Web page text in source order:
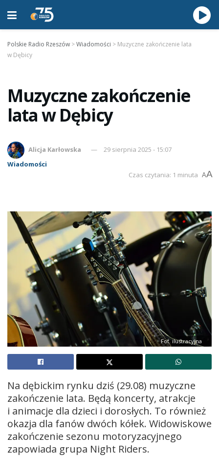
Polskie Radio Rzeszów >Wiadomości > Muzyczne zakończenie lata
w Dębicy
Muzyczne zakończenie
lata w Dębicy
Alicja Karłowska
29 sierpnia 2025 - 15:07
Wiadomości
Czas czytania: 1 minuta AA
Fot. ilustracyjna
Na dębickim rynku dziś (29.08) muzyczne
zakończenie lata. Będą koncerty, atrakcje
i animacje dla dzieci i dorosłych. To również
okazja dla fanów dwóch kółek. Widowiskowe
zakończenie sezonu motoryzacyjnego
zapowiada grupa Night Riders.